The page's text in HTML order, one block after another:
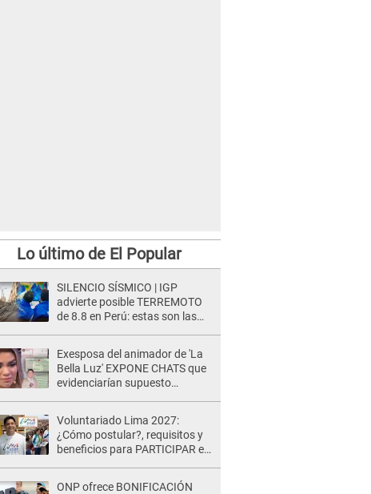
Lo último de El Popular
SILENCIO SÍSMICO | IGP
advierte posible TERREMOTO
de 8.8 en Perú: estas son las
Exesposa del animador de 'La
Bella Luz' EXPONE CHATS que
evidenciarían supuesto
Voluntariado Lima 2027:
¿Cómo postular?, requisitos y
beneficios para PARTICIPAR en
ONP ofrece BONIFICACIÓN